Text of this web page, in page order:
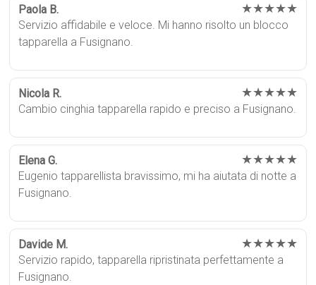
Paola B. ★★★★★
Servizio affidabile e veloce. Mi hanno risolto un blocco
tapparella a Fusignano.
Nicola R. ★★★★★
Cambio cinghia tapparella rapido e preciso a Fusignano.
Elena G. ★★★★★
Eugenio tapparellista bravissimo, mi ha aiutata di notte a
Fusignano.
Davide M. ★★★★★
Servizio rapido, tapparella ripristinata perfettamente a
Fusignano.